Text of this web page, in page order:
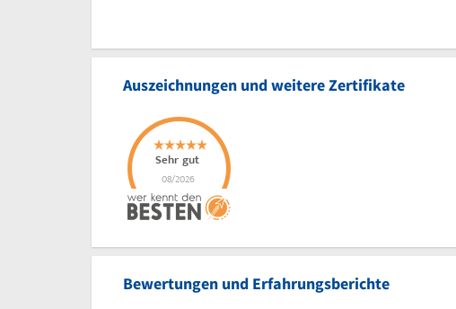
Auszeichnungen und weitere Zertifikate
Bewertungen und Erfahrungsberichte